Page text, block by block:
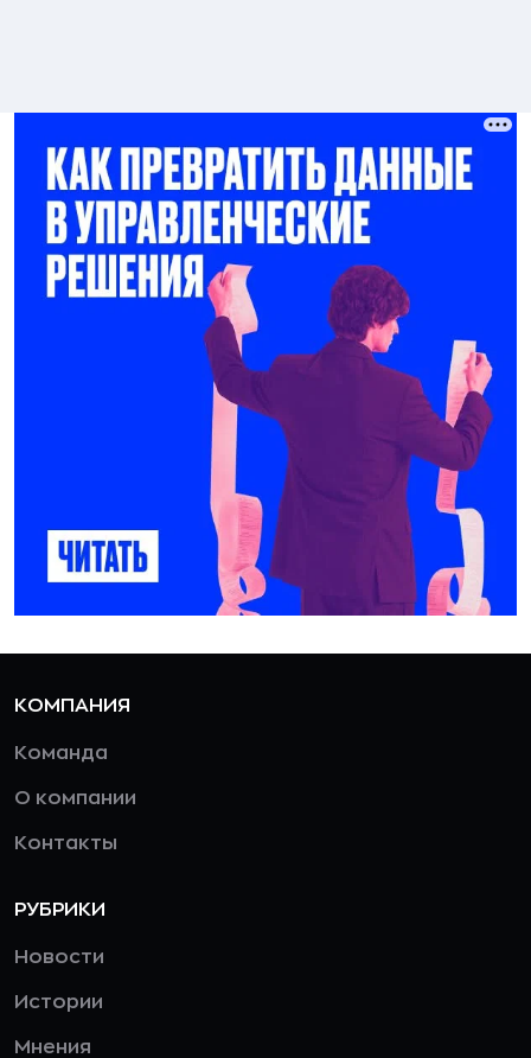
КОМПАНИЯ
Команда
О компании
Контакты
РУБРИКИ
Новости
Истории
Мнения